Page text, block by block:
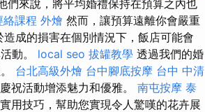
們來說，將平均婚禮保持在預算之內也
絡課程 外燴 然而，讓預算遠離你會嚴重
成的損害在個別情況下，飯店可能會
動。 local seo 拔罐教學 透過我們的婚
台北高級外燴 台中腳底按摩 台中 中清
祝活動增添魅力和優雅。 南屯按摩 泰
用技巧，幫助您實現令人驚嘆的花卉展